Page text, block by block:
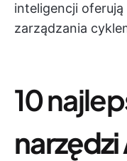
inteligencji
zarządzania
10
narzędzi